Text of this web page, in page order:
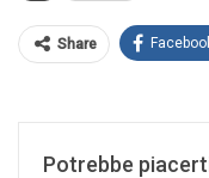
Share
Potrebbe